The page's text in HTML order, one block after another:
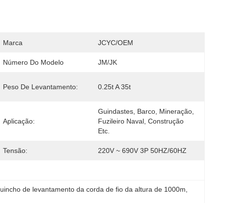
Marca JCYC/OEM
Número Do Modelo JM/JK
Peso De Levantamento: 0.25t A 35t
Aplicação:
Guindastes, Barco, Mineração,
Fuzileiro Naval, Construção
Etc.
Tensão: 220V ~ 690V 3P 50HZ/60HZ
de levantamento da corda de fio da altura de 1000m